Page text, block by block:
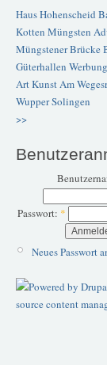
Haus Hohenscheid
Kotten Müngsten
Müngstener Brücke
Güterhallen Werbung
ArtKunstAm
WupperSolingen
>>
Passwort: *
Neues Passwort